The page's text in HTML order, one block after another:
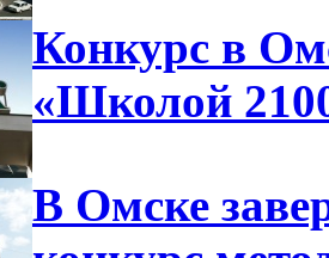
Конкурс в
«Школой
В Омске